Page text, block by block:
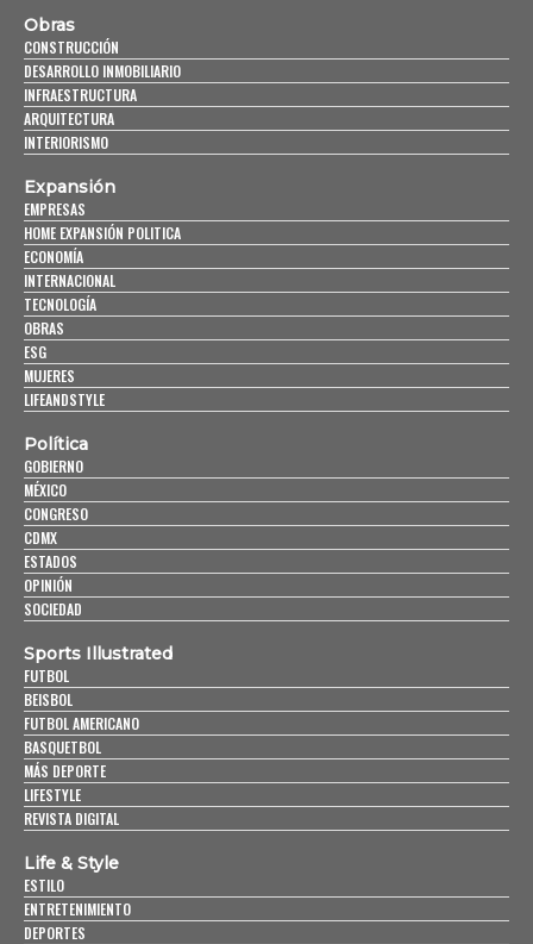
Obras
CONSTRUCCIÓN
DESARROLLO INMOBILIARIO
INFRAESTRUCTURA
ARQUITECTURA
INTERIORISMO
Expansión
EMPRESAS
HOME EXPANSIÓN POLITICA
ECONOMÍA
INTERNACIONAL
TECNOLOGÍA
OBRAS
ESG
MUJERES
LIFEANDSTYLE
Política
GOBIERNO
MÉXICO
CONGRESO
CDMX
ESTADOS
OPINIÓN
SOCIEDAD
Sports Illustrated
FUTBOL
BEISBOL
FUTBOL AMERICANO
BASQUETBOL
MÁS DEPORTE
LIFESTYLE
REVISTA DIGITAL
Life & Style
ESTILO
ENTRETENIMIENTO
DEPORTES